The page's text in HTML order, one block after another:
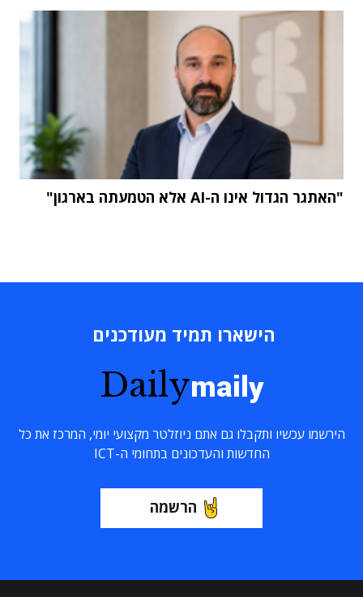
"האתגר הגדול אינו ה-AI אלא הטמעתה בארגון"
הישארו תמיד מעודכנים
Dailymaily
הירשמו עכשיו ותקבלו גם אתם ניוזלטר מקצועי יומי, המרכז את כל
החדשות והעדכונים בתחומי ה-ICT
הרשמה